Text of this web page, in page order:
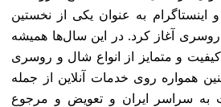
اینستاگرام به عنوان یکی از نخستین
آغاز کرد. در این سال‌ها همیشه
و متمایز از انواع شال و روسری
همواره روی خدمات آنلاین از جمله
به سراسر ایران و تعویض و مرجوع